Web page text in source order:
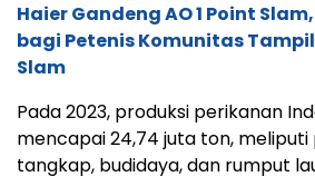
Haier Gandeng AO 1 Point
bagi Petenis Komunitas
Slam
Pada 2023, produksi perikanan
mencapai 24,74 juta ton,
tangkap, budidaya, dan rumput